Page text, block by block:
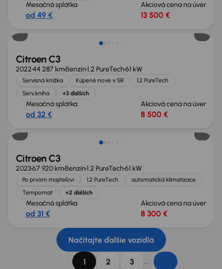
Mesačná splátka
od 49 €
Akciová cena na úver
13 500 €
Nové v ponuke
Citroen C3
202244 287 kmBenzín1.2 PureTech61 kW
Servisná knižka Kúpené nové v SR
1.2 PureTech
Serv.kniha
+3 ďalších
Mesačná splátka
od 32 €
Akciová cena na úver
8 500 €
Citroen C3
202367 920 kmBenzín1.2 PureTech61 kW
Po prvom majiteľovi 1.2 PureTech
automatická klimatizace
Tempomat
+2 ďalších
Mesačná splátka
od 31 €
Akciová cena na úver
8 300 €
Načítajte ďalšie vozidlá
1 2 3 ...